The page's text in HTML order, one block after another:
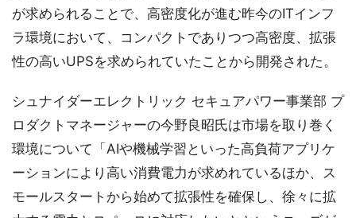
が求められることで、高密度化が進む昨今のITインフ
ラ環境において、コンパクトでありつつ高密度、拡張
性の高いUPSを求められていたことから開発された。
シュナイダーエレクトリック セキュアパワー事業部 プ
ロダクトマネージャーの今野良昭氏は市場を取り巻く
環境について「AIや機械学習といった高負荷アプリケ
ーションにより高い消費電力が求めれているほか、ス
モールスタートから始めて拡張性を確保し、徐々に拡